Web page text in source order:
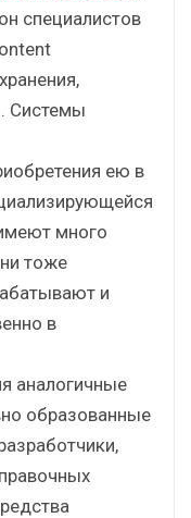
специалистов
Системы
ею в
много
тоже
и
в
аналогичные
образованные